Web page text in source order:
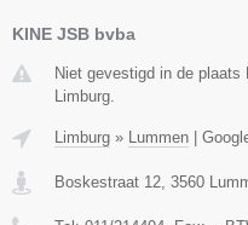
KINE JSB bvba
Niet gevestigd in de
Limburg.
Limburg » Lummen
Boskestraat 12, 3560